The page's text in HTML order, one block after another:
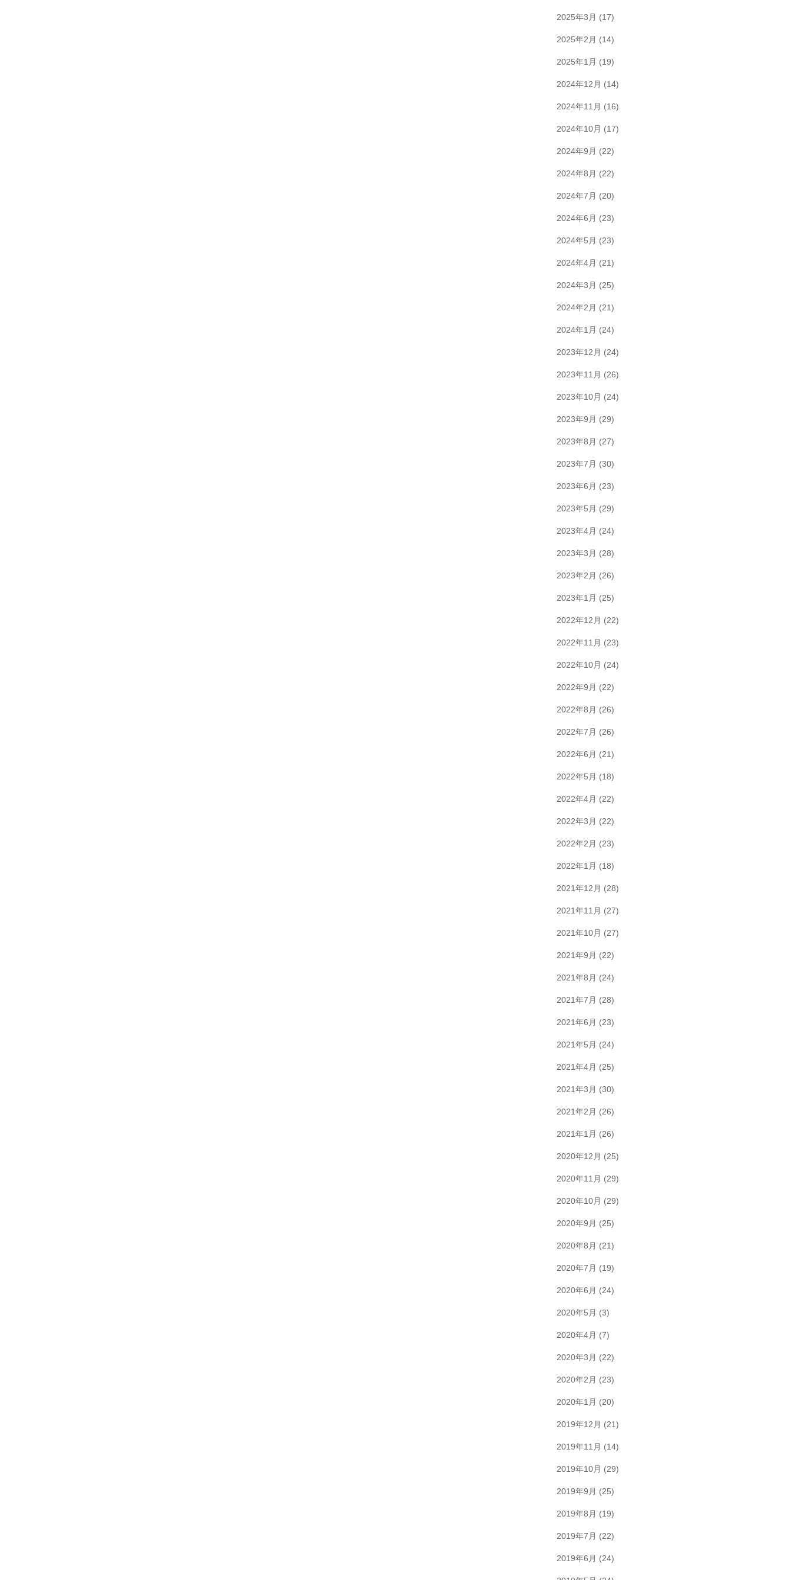
2025年3月 (17)
2025年2月 (14)
2025年1月 (19)
2024年12月 (14)
2024年11月 (16)
2024年10月 (17)
2024年9月 (22)
2024年8月 (22)
2024年7月 (20)
2024年6月 (23)
2024年5月 (23)
2024年4月 (21)
2024年3月 (25)
2024年2月 (21)
2024年1月 (24)
2023年12月 (24)
2023年11月 (26)
2023年10月 (24)
2023年9月 (29)
2023年8月 (27)
2023年7月 (30)
2023年6月 (23)
2023年5月 (29)
2023年4月 (24)
2023年3月 (28)
2023年2月 (26)
2023年1月 (25)
2022年12月 (22)
2022年11月 (23)
2022年10月 (24)
2022年9月 (22)
2022年8月 (26)
2022年7月 (26)
2022年6月 (21)
2022年5月 (18)
2022年4月 (22)
2022年3月 (22)
2022年2月 (23)
2022年1月 (18)
2021年12月 (28)
2021年11月 (27)
2021年10月 (27)
2021年9月 (22)
2021年8月 (24)
2021年7月 (28)
2021年6月 (23)
2021年5月 (24)
2021年4月 (25)
2021年3月 (30)
2021年2月 (26)
2021年1月 (26)
2020年12月 (25)
2020年11月 (29)
2020年10月 (29)
2020年9月 (25)
2020年8月 (21)
2020年7月 (19)
2020年6月 (24)
2020年5月 (3)
2020年4月 (7)
2020年3月 (22)
2020年2月 (23)
2020年1月 (20)
2019年12月 (21)
2019年11月 (14)
2019年10月 (29)
2019年9月 (25)
2019年8月 (19)
2019年7月 (22)
2019年6月 (24)